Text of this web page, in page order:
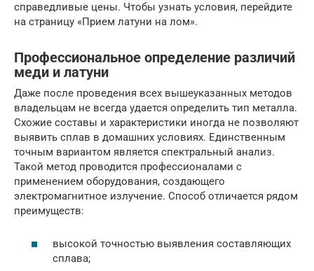
справедливые цены. Чтобы узнать условия, перейдите
на страницу «Прием латуни на лом».
Профессиональное определение различий
меди и латуни
Даже после проведения всех вышеуказанных методов
владельцам не всегда удается определить тип металла.
Схожие составы и характеристики иногда не позволяют
выявить сплав в домашних условиях. Единственным
точным вариантом является спектральный анализ.
Такой метод проводится профессионалами с
применением оборудования, создающего
электромагнитное излучение. Способ отличается рядом
преимуществ:
высокой точностью выявления составляющих
сплава;